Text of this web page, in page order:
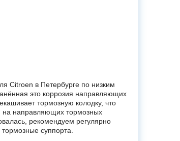
Citroen в Петербурге по низким
это коррозия направляющих
тормозную колодку, что
на направляющих тормозных
рекомендуем регулярно
суппорта.